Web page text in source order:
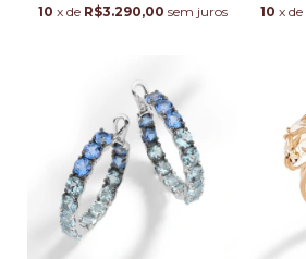
10 x de R$3.290,00 sem juros 10 x de